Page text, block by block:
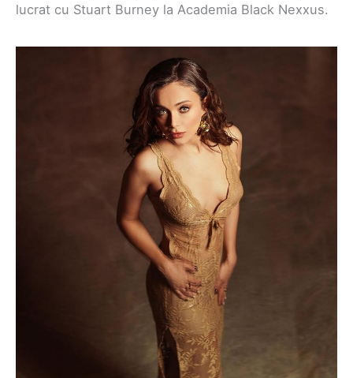
lucrat cu Stuart Burney la Academia Black Nexxus.